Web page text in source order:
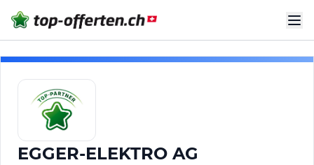
EGGER-ELEKTRO AG